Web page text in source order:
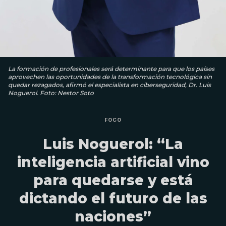
La formación de profesionales será determinante para que los países
aprovechen las oportunidades de la transformación tecnológica sin
quedar rezagados, afirmó el especialista en ciberseguridad, Dr. Luis
Noguerol. Foto: Nestor Soto
FOCO
Luis Noguerol: “La
inteligencia artificial vino
para quedarse y está
dictando el futuro de las
naciones”